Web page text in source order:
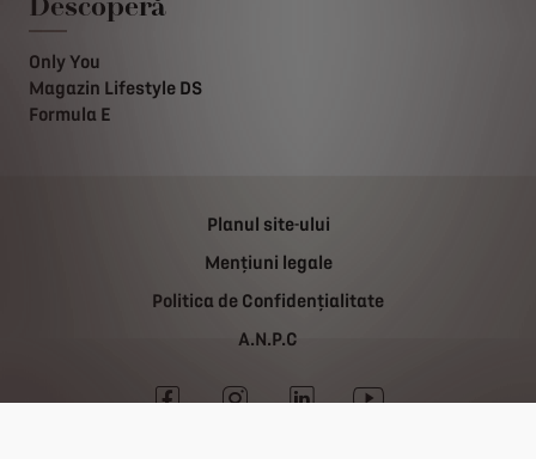
Only You
Magazin Lifestyle DS
Formula E
Planul site-ului
Mențiuni legale
Politica de Confidențialitate
A.N.P.C